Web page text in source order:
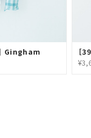
Gingham
［